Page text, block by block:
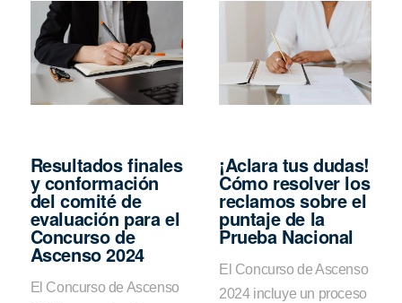
Resultados finales
y conformación
del comité de
evaluación para el
Concurso de
Ascenso 2024
El Concurso de Ascenso
¡Aclara tus dudas!
Cómo resolver los
reclamos sobre el
puntaje de la
Prueba Nacional
El Concurso de Ascenso
2024 incluye un proceso